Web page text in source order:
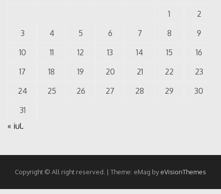
1
2
3
4 5 6 7 8
9
10
11 12 13 14 15
16
17
18 19 20 21 22
23
24
25 26 27 28 29
30
31
« iul.
Copyright © All right reserved. | Theme: eMag byeVisionThemes